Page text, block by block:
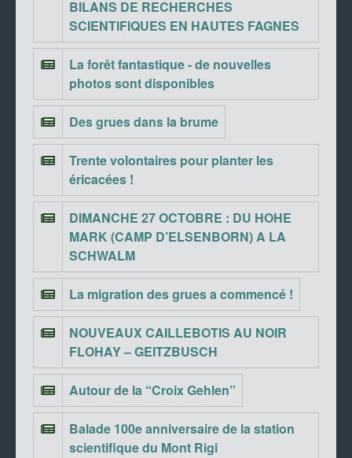
BILANS DE RECHERCHES
SCIENTIFIQUES EN HAUTES FAGNES
La forêt fantastique - de nouvelles
photos sont disponibles
Des grues dans la brume
Trente volontaires pour planter les
éricacées !
DIMANCHE 27 OCTOBRE : DU HOHE
MARK (CAMP D’ELSENBORN) A LA
SCHWALM
La migration des grues a commencé !
NOUVEAUX CAILLEBOTIS AU NOIR
FLOHAY – GEITZBUSCH
Autour de la “Croix Gehlen”
Balade 100e anniversaire de la station
scientifique du Mont Rigi